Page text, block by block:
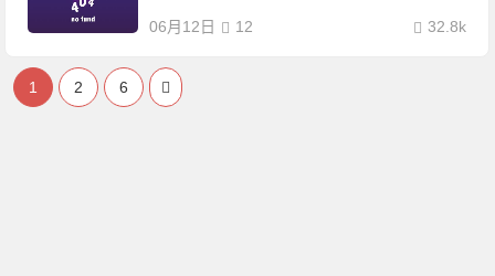
06月12日 32.8k
12
1 2 6